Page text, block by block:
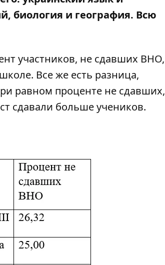
биология и география. Всю
участников, не сдавших ВНО,
Все же есть разница,
равном проценте не сдавших,
сдавали больше учеников.